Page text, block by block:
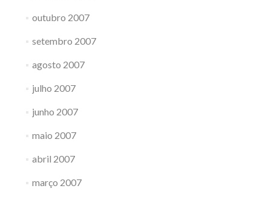
outubro 2007
setembro 2007
agosto 2007
julho 2007
junho 2007
maio 2007
abril 2007
março 2007